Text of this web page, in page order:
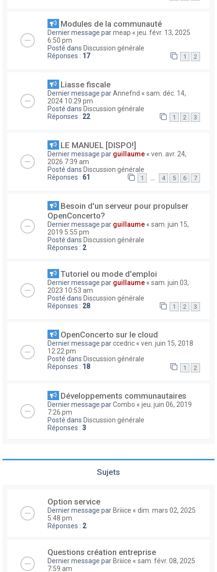
Modules de la communauté
Dernier message parmeap « jeu. févr. 13, 2025
6:50 pm
Posté dans Discussion générale
Réponses : 17 1 2
Liasse fiscale
Dernier message parAnnefnd « sam. déc. 14,
2024 10:29 pm
Posté dans Discussion générale
Réponses : 22 1 2 3
LE MANUEL [DISPO!]
Dernier message par guillaume « ven. avr. 24,
2026 7:39 am
Posté dans Discussion générale
Réponses : 61 1 … 4 5 6 7
Besoin d'un serveur pour propulser
OpenConcerto?
Dernier message par guillaume « sam. juin 15,
2019 5:55 pm
Posté dans Discussion générale
Réponses : 2
Tutoriel ou mode d'emploi
Dernier message par guillaume « sam. juin 03,
2023 10:53 am
Posté dans Discussion générale
Réponses : 28 1 2 3
OpenConcerto sur le cloud
Dernier message parccedric « ven. juin 15, 2018
12:22 pm
Posté dans Discussion générale
Réponses : 18 1 2
Développements communautaires
Dernier message parCombo « jeu. juin 06, 2019
7:26 pm
Posté dans Discussion générale
Réponses : 3
Sujets
Option service
Dernier message parBriiice « dim. mars 02, 2025
5:48 pm
Réponses : 2
Questions création entreprise
Dernier message parBriiice « sam. févr. 08, 2025
7:59 am